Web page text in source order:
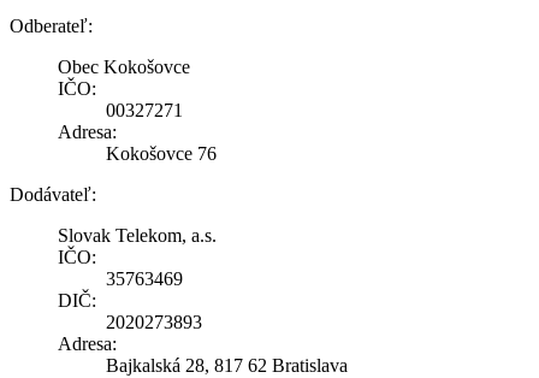
Odberateľ:
Obec Kokošovce
IČO:
00327271
Adresa:
Kokošovce 76
Dodávateľ:
Slovak Telekom, a.s.
IČO:
35763469
DIČ:
2020273893
Adresa:
Bajkalská 28, 817 62 Bratislava